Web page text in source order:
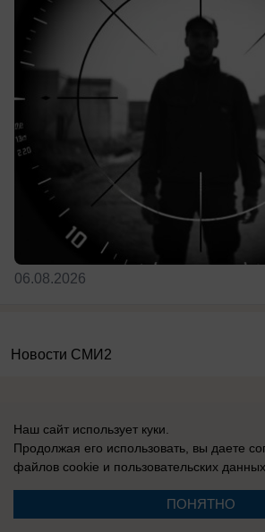
06.08.2026
Новости СМИ2
Реклама на сайте
Вакансии
Контакты
О
Наш сайт использует куки.
Продолжая его использовать, вы даете
файлов cookie и пользовательских данных.
ПОНЯТНО